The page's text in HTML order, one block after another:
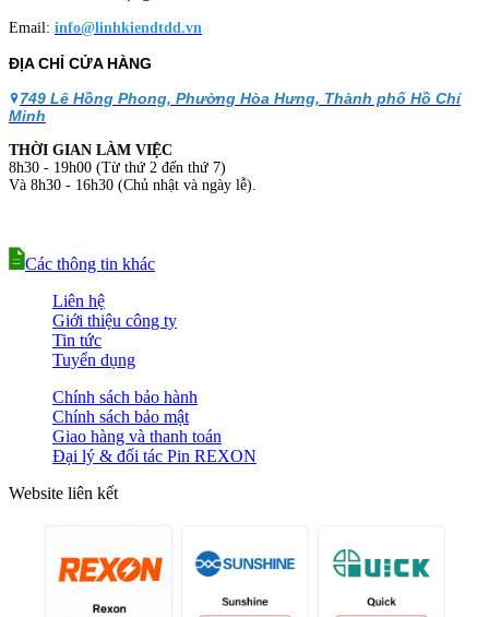
Email: info@linhkiendtdd.vn
ĐỊA CHỈ CỬA HÀNG
749 Lê Hồng Phong, Phường Hòa Hưng, Thành phố Hồ Chí
Minh
THỜI GIAN LÀM VIỆC
8h30 - 19h00 (Từ thứ 2 đến thứ 7)
Và 8h30 - 16h30 (Chủ nhật và ngày lễ).
Các thông tin khác
Liên hệ
Giới thiệu công ty
Tin tức
Tuyển dụng
Chính sách bảo hành
Chính sách bảo mật
Giao hàng và thanh toán
Đại lý & đối tác Pin REXON
Website liên kết